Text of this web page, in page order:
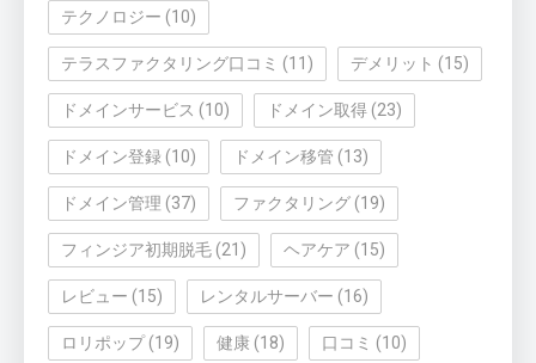
テクノロジー (10)
テラスファクタリング口コミ (11) デメリット (15)
ドメインサービス (10) ドメイン取得 (23)
ドメイン登録 (10) ドメイン移管 (13)
ドメイン管理 (37) ファクタリング (19)
フィンジア初期脱毛 (21) ヘアケア (15)
レビュー (15) レンタルサーバー (16)
ロリポップ(19) 健康 (18) 口コミ (10)